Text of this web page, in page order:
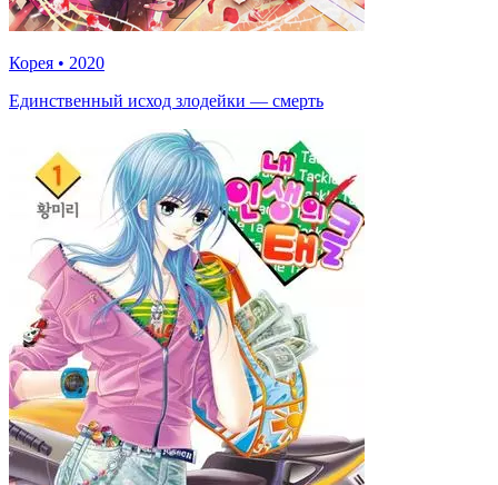
Корея • 2020
Единственный исход злодейки — смерть